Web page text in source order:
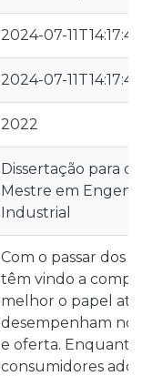
2024-07-
2024-07-
2022
Dissertação para
Mestre em
Industrial
Com o passar dos
têm vindo a
melhor o papel
desempenham no
e oferta. Enquanto
consumidores